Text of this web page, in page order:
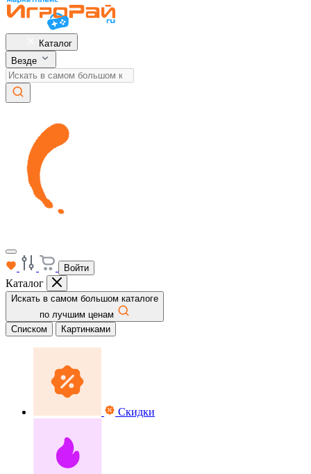
Каталог
Везде
Войти
Каталог
Искать в самом большом каталоге
по лучшим ценам
Списком
Картинками
Скидки